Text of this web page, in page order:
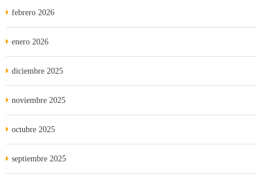
febrero 2026
enero 2026
diciembre 2025
noviembre 2025
octubre 2025
septiembre 2025